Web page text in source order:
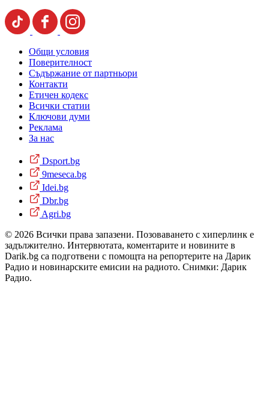
Общи условия
Поверителност
Съдържание от партньори
Контакти
Етичен кодекс
Всички статии
Ключови думи
Реклама
За нас
Dsport.bg
9meseca.bg
Idei.bg
Dbr.bg
Agri.bg
© 2026 Всички права запазени. Позоваването с хиперлинк е
задължително. Интервютата, коментарите и новините в
Darik.bg са подготвени с помощта на репортерите на Дарик
Радио и новинарските емисии на радиото. Снимки: Дарик
Радио.